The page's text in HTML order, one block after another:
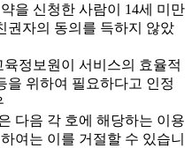
을 신청한 사람이 14세 미만
권자의 동의를 득하지 않았
육정보원이 서비스의 효율적
을 위하여 필요하다고 인정
다음 각 호에 해당하는 이용
여는 이를 거절할 수 있습니